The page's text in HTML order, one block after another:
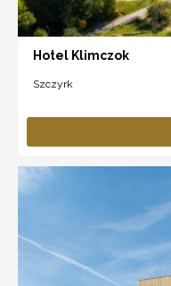
Hotel Klimczok
Szczyrk